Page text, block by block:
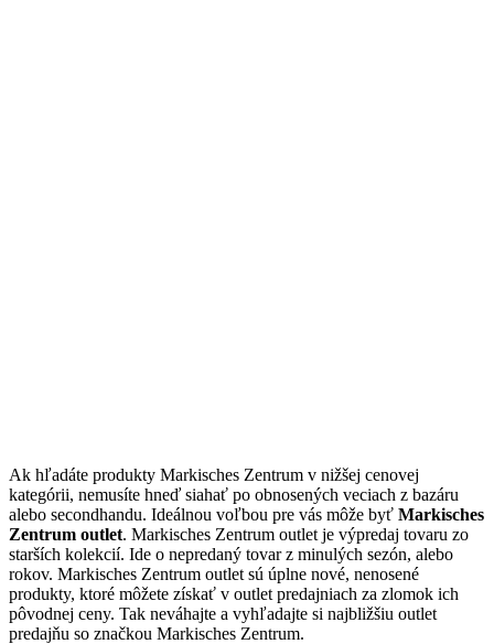
Ak hľadáte produkty Markisches Zentrum v nižšej cenovej
kategórii, nemusíte hneď siahať po obnosených veciach z bazáru
alebo secondhandu. Ideálnou voľbou pre vás môže byť Markisches
Zentrum outlet. Markisches Zentrum outlet je výpredaj tovaru zo
starších kolekcií. Ide o nepredaný tovar z minulých sezón, alebo
rokov. Markisches Zentrum outlet sú úplne nové, nenosené
produkty, ktoré môžete získať v outlet predajniach za zlomok ich
pôvodnej ceny. Tak neváhajte a vyhľadajte si najbližšiu outlet
predajňu so značkou Markisches Zentrum.